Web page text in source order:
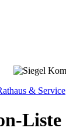
& Service
Liste